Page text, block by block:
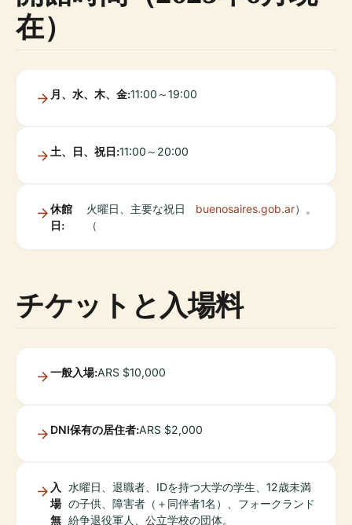
在）
月、水、木、金:11:00～19:00
土、日、祝日:11:00～20:00
休館
日:
火曜日、主要な祝日
（
buenosaires.gob.ar）。
チケットと入場料
一般入場:ARS $10,000
DNI保有の居住者:ARS $2,000
入
場
無
水曜日、退職者、IDを持つ大学の学生、12歳未満
の子供、障害者（＋同伴者1名）、フォークランド
紛争退役軍人、公立学校の団体。